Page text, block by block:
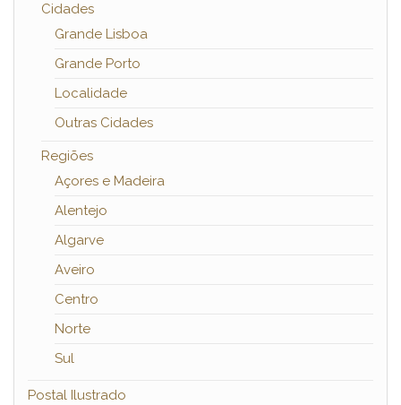
Cidades
Grande Lisboa
Grande Porto
Localidade
Outras Cidades
Regiões
Açores e Madeira
Alentejo
Algarve
Aveiro
Centro
Norte
Sul
Postal Ilustrado